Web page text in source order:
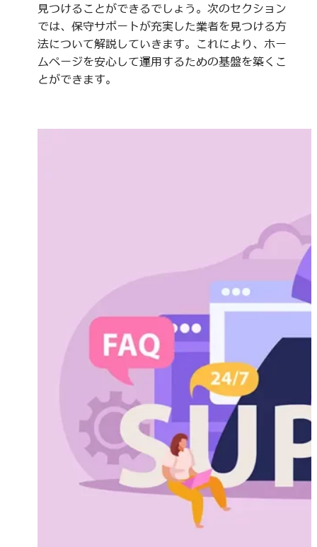
見つけることができるでしょう。次のセクション
では、保守サポートが充実した業者を見つける方
法について解説していきます。これにより、ホー
ムページを安心して運用するための基盤を築くこ
とができます。